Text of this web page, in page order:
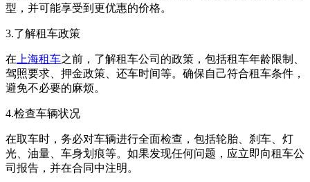
型，并可能享受到更优惠的价格。
3.了解租车政策
在 上海租车之前，了解租车公司的政策，包括租车年龄限制、
驾照要求、押金政策、还车时间等。确保自己符合租车条件，
避免不必要的麻烦。
4.检查车辆状况
在取车时，务必对车辆进行全面检查，包括轮胎、刹车、灯
光、油量、车身划痕等。如果发现任何问题，应立即向租车公
司报告，并在合同中注明。